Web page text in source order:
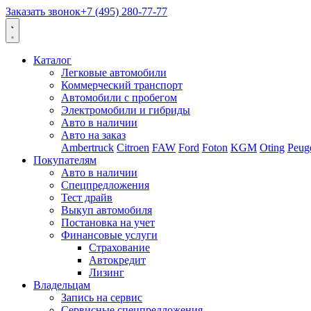
Заказать звонок+7 (495) 280-77-77
Каталог
Легковые автомобили
Коммерческий транспорт
Автомобили с пробегом
Электромобили и гибриды
Авто в наличии
Авто на заказ
Ambertruck Citroen FAW Ford Foton KGM Oting
Покупателям
Авто в наличии
Спецпредложения
Тест драйв
Выкуп автомобиля
Постановка на учет
Финансовые услуги
Страхование
Автокредит
Лизинг
Владельцам
Запись на сервис